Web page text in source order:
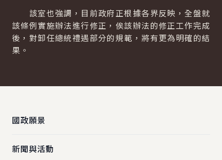
該室也強調，目前政府正根據各界反映，全盤就
該條例實施辦法進行修正，俟該辦法的修正工作完成
後，對卸任總統禮遇部分的規範，將有更為明確的結
果。
國政願景
新聞與活動